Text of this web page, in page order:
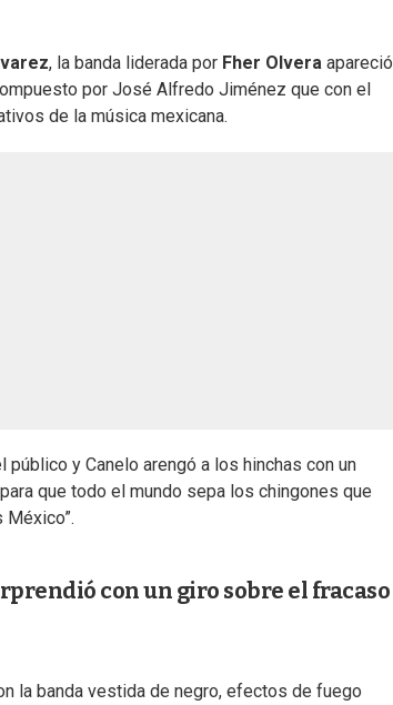
, la banda liderada por Fher Olvera apareció
por José Alfredo Jiménez que con el
de la música mexicana.
y Canelo arengó a los hinchas con un
que todo el mundo sepa los chingones que
con un giro sobre el fracaso
la banda vestida de negro, efectos de fuego